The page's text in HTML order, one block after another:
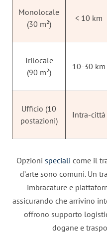
Monolocale
(30 m²)
< 10 km
Trilocale
(90 m²)
10-30 km
Ufficio (10
postazioni)
Intra-città
Opzioni speciali come il
d’arte sono comuni. Un
imbracature e
assicurando che arrivino
offrono supporto
dogane e